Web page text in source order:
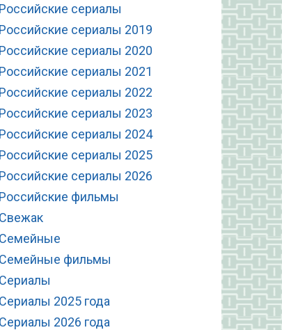
Российские сериалы
Российские сериалы 2019
Российские сериалы 2020
Российские сериалы 2021
Российские сериалы 2022
Российские сериалы 2023
Российские сериалы 2024
Российские сериалы 2025
Российские сериалы 2026
Российские фильмы
Свежак
Семейные
Семейные фильмы
Сериалы
Сериалы 2025 года
Сериалы 2026 года